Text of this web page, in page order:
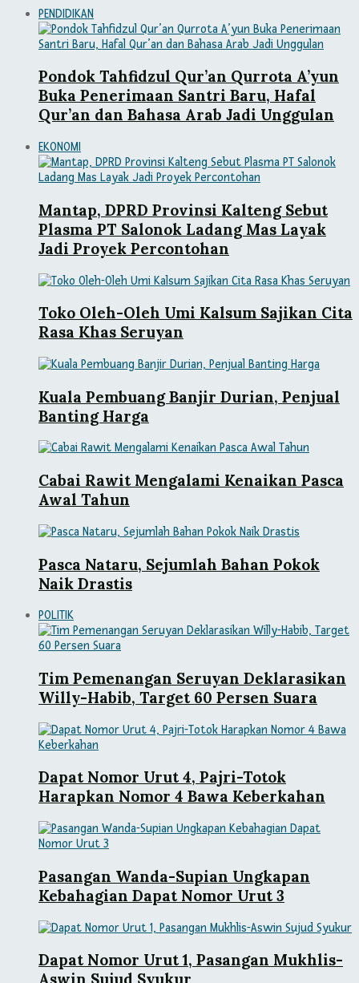
PENDIDIKAN
Pondok Tahfidzul Qur’an Qurrota A’yun
Buka Penerimaan Santri Baru, Hafal
Qur’an dan Bahasa Arab Jadi Unggulan
EKONOMI
Mantap, DPRD Provinsi Kalteng Sebut
Plasma PT Salonok Ladang Mas Layak
Jadi Proyek Percontohan
Toko Oleh-Oleh Umi Kalsum Sajikan Cita
Rasa Khas Seruyan
Kuala Pembuang Banjir Durian, Penjual
Banting Harga
Cabai Rawit Mengalami Kenaikan Pasca
Awal Tahun
Pasca Nataru, Sejumlah Bahan Pokok
Naik Drastis
POLITIK
Tim Pemenangan Seruyan Deklarasikan
Willy-Habib, Target 60 Persen Suara
Dapat Nomor Urut 4, Pajri-Totok
Harapkan Nomor 4 Bawa Keberkahan
Pasangan Wanda-Supian Ungkapan
Kebahagian Dapat Nomor Urut 3
Dapat Nomor Urut 1, Pasangan Mukhlis-